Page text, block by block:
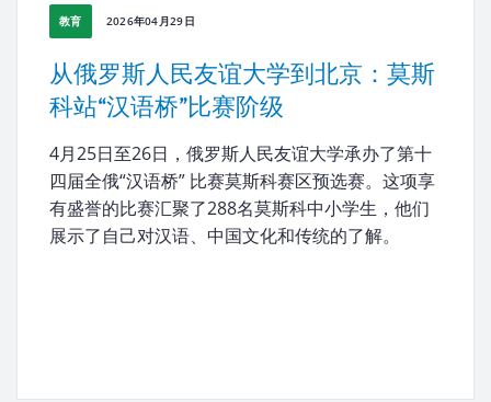
教育 2026年04月29日
从俄罗斯人民友谊大学到北京：莫斯
科站“汉语桥”比赛阶级
4月25日至26日，俄罗斯人民友谊大学承办了第十
四届全俄“汉语桥” 比赛莫斯科赛区预选赛。这项享
有盛誉的比赛汇聚了288名莫斯科中小学生，他们
展示了自己对汉语、中国文化和传统的了解。